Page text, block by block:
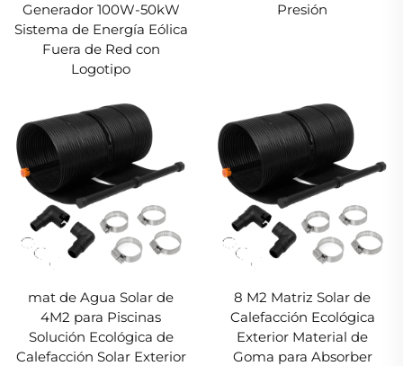
Generador 100W-50kW
Sistema de Energía Eólica
Fuera de Red con
Logotipo
Presión
mat de Agua Solar de
4M2 para Piscinas
Solución Ecológica de
Calefacción Solar Exterior
8 M2 Matriz Solar de
Calefacción Ecológica
Exterior Material de
Goma para Absorber